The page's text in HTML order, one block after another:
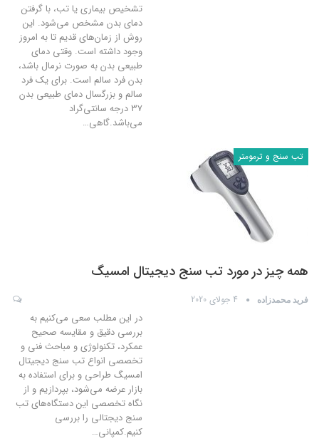
تشخیص بیماری یا تب، با گرفتن
دمای بدن مشخص می‌شود. این
روش از زمان‌های قدیم تا به امروز
وجود داشته است. وقتی دمای
طبیعی بدن به صورت نرمال باشد،
بدن فرد سالم است. برای یک فرد
سالم و بزرگسال دمای طبیعی بدن
۳۷ درجه سانتی‌گراد
می‌باشد.گاهی…
تب سنج و ترمومتر
همه چیز در مورد تب سنج دیجیتال امسیگ
فرید محمدزاده 4 جولای 2020
در این مطلب سعی می‌کنیم به
بررسی دقیق و مقایسه صحیح
عمکرد، تکنولوژی و مباحث فنی و
تخصصی انواع تب سنج دیجیتال
امسیگ طراحی و برای استفاده به
بازار عرضه می‌شود، بپردازیم و از
نگاه تخصصی این دستگاه‌های تب
سنج دیجتالی را بررسی
کنیم.کمپانی…